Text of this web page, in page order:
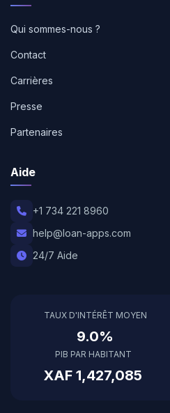
Qui sommes-nous ?
Contact
Carrières
Presse
Partenaires
Aide
+1 734 221 8960
help@loan-apps.com
24/7 Aide
TAUX D'INTÉRÊT MOYEN
9.0%
PIB PAR HABITANT
XAF 1,427,085